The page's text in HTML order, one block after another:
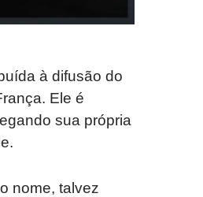
à difusão do
Ele é
sua própria
nome, talvez